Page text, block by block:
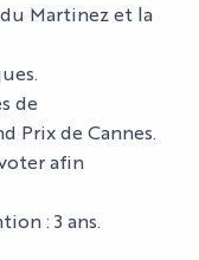
Martinez et la
de
Prix de Cannes.
afin
: 3 ans.